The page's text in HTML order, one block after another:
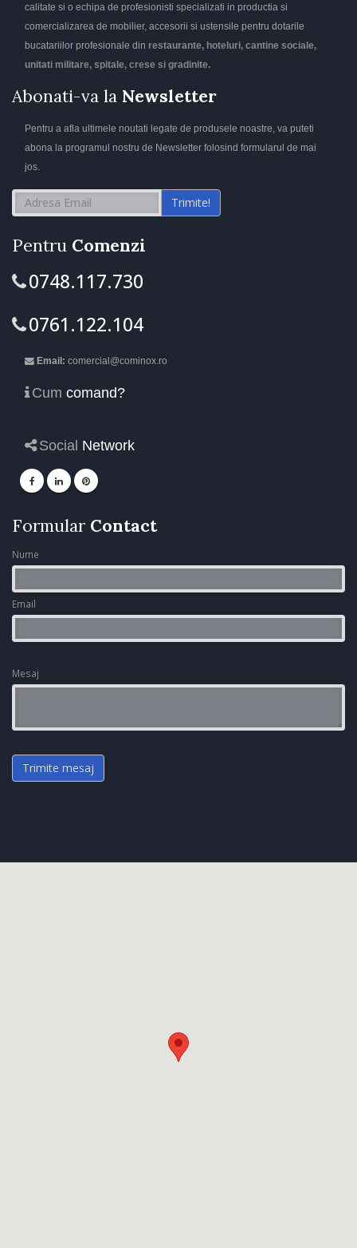
calitate si o echipa de profesionisti specializati in productia si
comercializarea de mobilier, accesorii si ustensile pentru dotarile
bucatariilor profesionale din restaurante, hoteluri, cantine sociale,
unitati militare, spitale, crese si gradinite.
Abonati-va la Newsletter
Pentru a afla ultimele noutati legate de produsele noastre, va puteti
abona la programul nostru de Newsletter folosind formularul de mai
jos.
Trimite!
Pentru Comenzi
0748.117.730
0761.122.104
Email: comercial@cominox.ro
Cum comand?
Social Network
Formular Contact
Nume
Email
Mesaj